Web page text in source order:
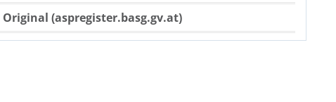
Original (aspregister.basg.gv.at)